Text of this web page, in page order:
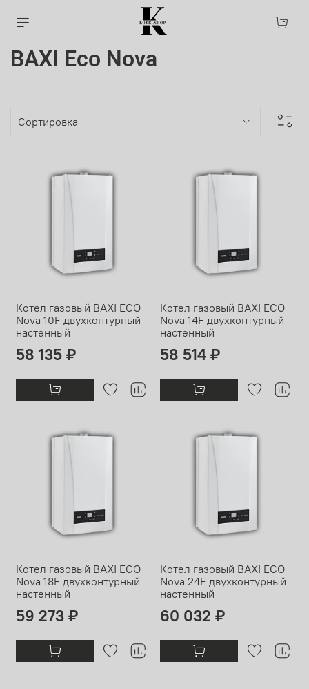
BAXI Eco Nova
Котел газовый BAXI ECO
Nova 10F двухконтурный
настенный
58 135 ₽
Котел газовый BAXI ECO
Nova 14F двухконтурный
настенный
58 514 ₽
Котел газовый BAXI ECO
Nova 18F двухконтурный
настенный
59 273 ₽
Котел газовый BAXI ECO
Nova 24F двухконтурный
настенный
60 032 ₽